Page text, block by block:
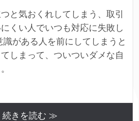
と気おくれしてしまう、取引
くい人でいつも対応に失敗し
がある人を前にしてしまうと
しまって、ついついダメな自
続きを読む ≫